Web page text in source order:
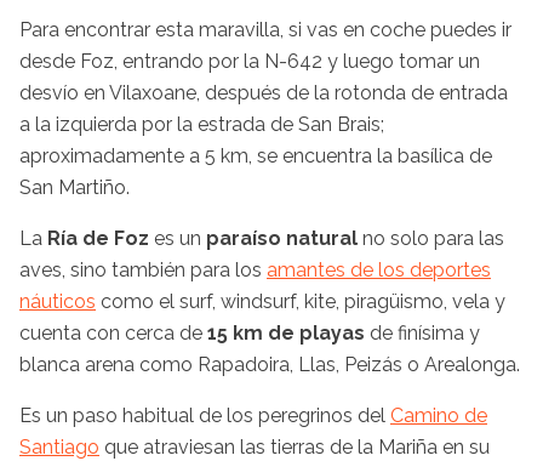
Para encontrar esta maravilla, si vas en coche puedes ir
desde Foz, entrando por la N-642 y luego tomar un
desvío en Vilaxoane, después de la rotonda de entrada
a la izquierda por la estrada de San Brais;
aproximadamente a 5 km, se encuentra la basílica de
San Martiño.
La Ría de Foz es un paraíso natural no solo para las
aves, sino también para los amantes de los deportes
náuticos como el surf, windsurf, kite, piragüismo, vela y
cuenta con cerca de 15 km de playas de finísima y
blanca arena como Rapadoira, Llas, Peizás o Arealonga.
Es un paso habitual de los peregrinos del Camino de
Santiago que atraviesan las tierras de la Mariña en su